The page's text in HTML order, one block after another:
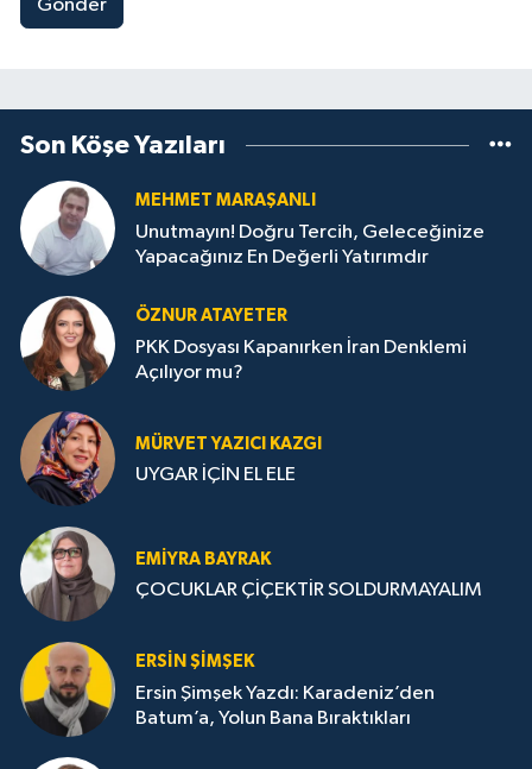
Gönder
Son Köşe Yazıları
MEHMET MARAŞANLI
Unutmayın! Doğru Tercih, Geleceğinize
Yapacağınız En Değerli Yatırımdır
ÖZNUR ATAYETER
PKK Dosyası Kapanırken İran Denklemi
Açılıyor mu?
MÜRVET YAZICI KAZGI
UYGAR İÇİN EL ELE
EMIYRA BAYRAK
ÇOCUKLAR ÇİÇEKTİR SOLDURMAYALIM
ERSIN ŞIMŞEK
Ersin Şimşek Yazdı: Karadeniz’den
Batum’a, Yolun Bana Bıraktıkları